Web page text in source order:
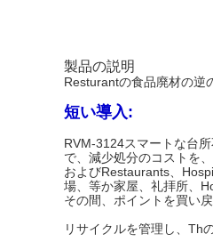
製品の説明
Resturantの食品廃材の逆
短い導入:
RVM-3124スマートな台
で、減少処分のコストを
およびRestaurants、
場、等か家屋、礼拝所、
その間、ポイントを買い
リサイクルを管理し、Th